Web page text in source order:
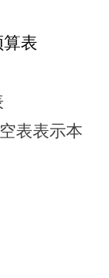
表
表表示本